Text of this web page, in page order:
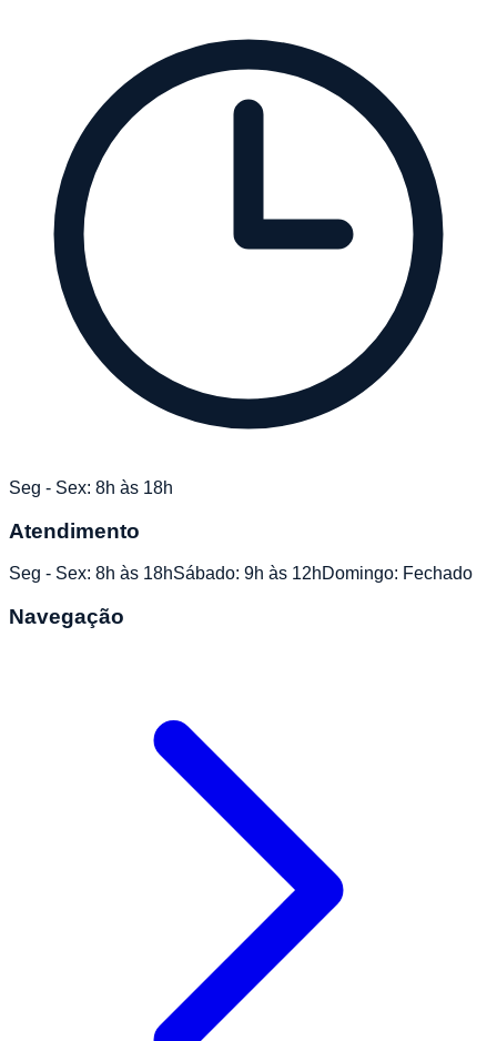
Seg - Sex: 8h às 18h
Atendimento
Seg - Sex: 8h às 18hSábado: 9h às 12hDomingo: Fechado
Navegação